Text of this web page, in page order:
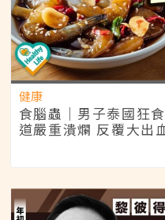
健康
食腦蟲｜男子泰國狂
道嚴重潰爛 反覆大出